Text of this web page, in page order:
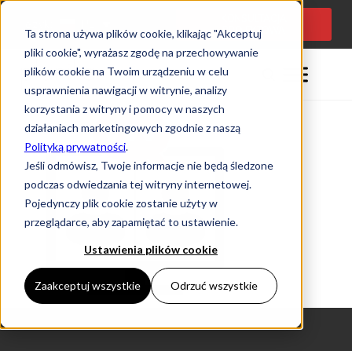
Ta strona używa plików cookie, klikając "Akceptuj
pliki cookie", wyrażasz zgodę na przechowywanie
plików cookie na Twoim urządzeniu w celu
usprawnienia nawigacji w witrynie, analizy
korzystania z witryny i pomocy w naszych
działaniach marketingowych zgodnie z naszą
Polityką prywatności.
Jeśli odmówisz, Twoje informacje nie będą śledzone
podczas odwiedzania tej witryny internetowej.
Pojedynczy plik cookie zostanie użyty w
przeglądarce, aby zapamiętać to ustawienie.
Ustawienia plików cookie
Zaakceptuj wszystkie Odrzuć wszystkie
PROJEKTOWA